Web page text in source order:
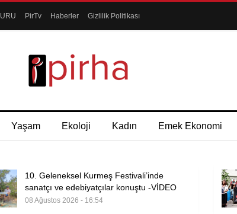
PirTv Haberler Gizlilik Politikası
Yaşam Ekoloji Kadın Emek Ekonomi
10. Geleneksel Kurmeş Festivali’inde
sanatçı ve edebiyatçılar konuştu -VİDEO
08 Ağustos 2026 - 16:54